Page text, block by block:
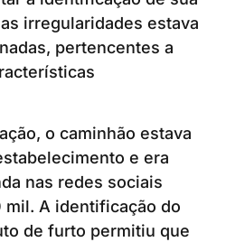
irregularidades estava
pertencentes a
o caminhão estava
e era
nas redes sociais
mil. A identificação do
de furto permitiu que